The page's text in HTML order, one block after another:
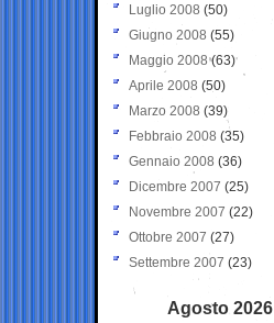
Luglio 2008 (50)
Giugno 2008 (55)
Maggio 2008(63)
Aprile 2008 (50)
Marzo 2008 (39)
Febbraio 2008 (35)
Gennaio 2008 (36)
Dicembre 2007 (25)
Novembre 2007 (22)
Ottobre 2007 (27)
Settembre 2007 (23)
Agosto 2026